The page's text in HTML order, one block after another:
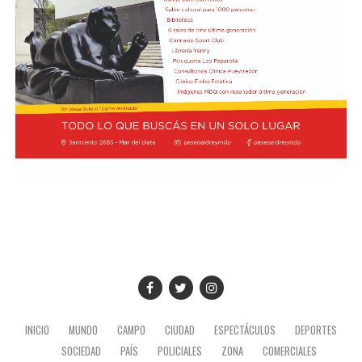
INICIO MUNDO CAMPO CIUDAD ESPECTÁCULOS
DEPORTES
SOCIEDAD
PAÍS POLICIALES ZONA COMERCIALES